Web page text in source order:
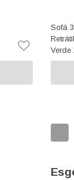
Sofá
Verde